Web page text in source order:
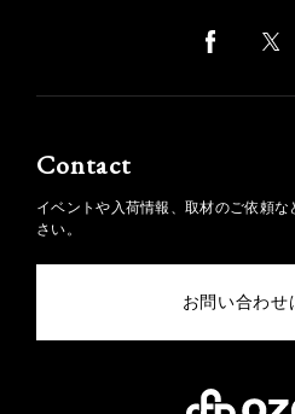
Contact
イベントや入荷情報、取材のご依頼
さい。
お問い合わせ